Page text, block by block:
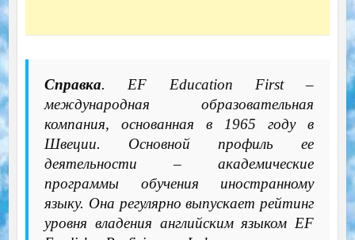
Справка. EF Education First –
международная образовательная
компания, основанная в 1965 году в
Швеции. Основной профиль ее
деятельности – академические
программы обучения иностранному
языку. Она регулярно выпускает рейтинг
уровня владения английским языком EF